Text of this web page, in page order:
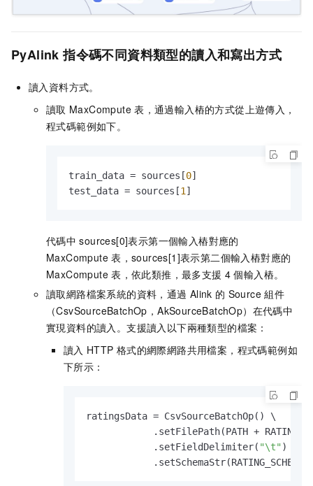
PyAlink 指令碼不同資料類型的讀入和寫出方式
讀入資料方式。
讀取 MaxCompute 表，通過輸入樁的方式從上遊傳入，
程式碼範例如下。
train_data = sources[0]
test_data = sources[1 ]
代碼中 sources[0]表示第一個輸入樁對應的
MaxCompute 表，sources[1]表示第二個輸入樁對應的
MaxCompute 表，依此類推，最多支援 4 個輸入樁。
讀取網路檔案系統的資料，通過 Alink 的 Source 組件
（CsvSourceBatchOp，AkSourceBatchOp）在代碼中
實現資料的讀入。支援讀入以下兩種類型的檔案：
讀入 HTTP 格式的網際網路共用檔案，程式碼範例如
下所示：
ratingsData = CsvSourceBatchOp() \
.setFilePath(PATH +
            .setFieldDelimiter(
"\t" ) \